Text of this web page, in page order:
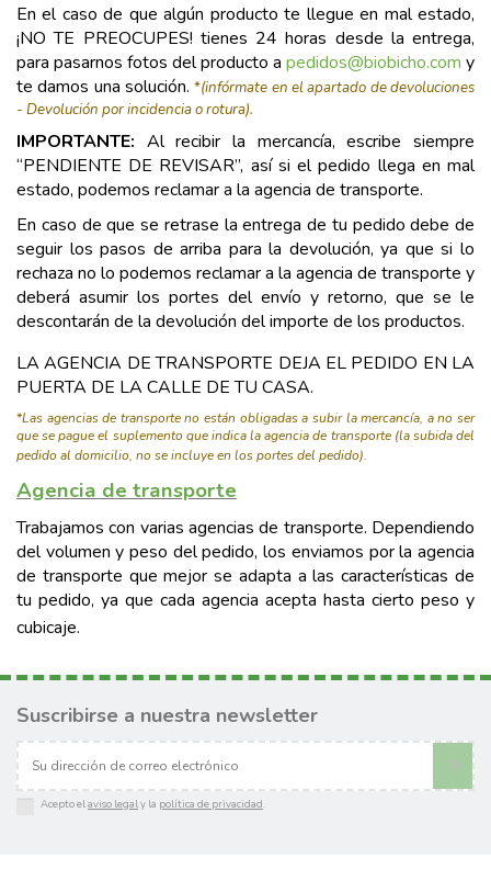
En el caso de que algún producto te llegue en mal estado,
¡NO TE PREOCUPES! tienes 24 horas desde la entrega,
para pasarnos fotos del producto a pedidos@biobicho.com y
te damos una solución.*(infórmate en el apartado de devoluciones
- Devolución por incidencia o rotura).
IMPORTANTE: Al recibir la mercancía, escribe siempre
“PENDIENTE DE REVISAR”, así si el pedido llega en mal
estado, podemos reclamar a la agencia de transporte.
En caso de que se retrase la entrega de tu pedido debe de
seguir los pasos de arriba para la devolución, ya que si lo
rechaza no lo podemos reclamar a la agencia de transporte y
deberá asumir los portes del envío y retorno, que se le
descontarán de la devolución del importe de los productos.
LA AGENCIA DE TRANSPORTE DEJA EL PEDIDO EN LA
PUERTA DE LA CALLE DE TU CASA.
*Las agencias de transporte no están obligadas a subir la mercancía, a no ser
que se pague el suplemento que indica la agencia de transporte (la subida del
pedido al domicilio, no se incluye en los portes del pedido).
Agencia de transporte
Trabajamos con varias agencias de transporte. Dependiendo
del volumen y peso del pedido, los enviamos por la agencia
de transporte que mejor se adapta a las características de
tu pedido, ya que cada agencia acepta hasta cierto peso y
cubicaje.
Suscribirse a nuestra newsletter
Acepto elaviso legaly la política de privacidad.